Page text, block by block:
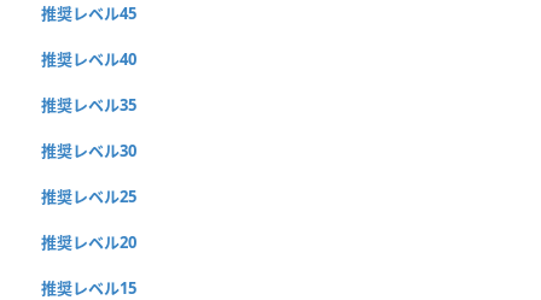
推奨レベル45
推奨レベル40
推奨レベル35
推奨レベル30
推奨レベル25
推奨レベル20
推奨レベル15